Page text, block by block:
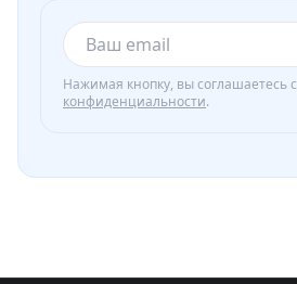
Нажимая кнопку, вы соглашаетесь с
конфиденциальности.